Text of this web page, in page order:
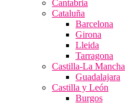
Cantabria
Cataluña
Barcelona
Girona
Lleida
Tarragona
Castilla-La Mancha
Guadalajara
Castilla y León
Burgos